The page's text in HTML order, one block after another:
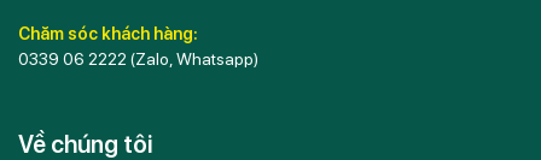
Chăm sóc khách hàng:
0339 06 2222 (Zalo, Whatsapp)
Về chúng tôi